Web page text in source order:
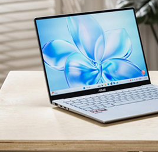
2026 ChinaJoy火热举行：一加带来
一加现身ChinaJoy N5-03展台，围绕“枪神
标签：
|手机 |平板|2026-07-31